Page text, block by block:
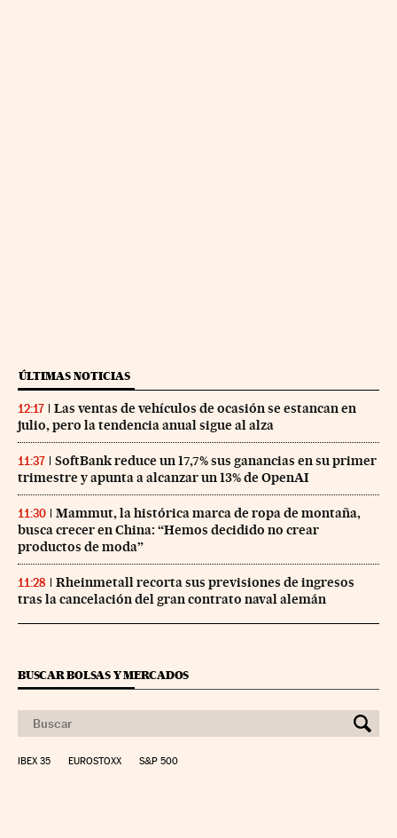
ÚLTIMAS NOTICIAS
12:17
Las ventas de vehículos de ocasión se estancan en
julio, pero la tendencia anual sigue al alza
11:37
SoftBank reduce un 17,7% sus ganancias en su primer
trimestre y apunta a alcanzar un 13% de OpenAI
11:30
Mammut, la histórica marca de ropa de montaña,
busca crecer en China: “Hemos decidido no crear
productos de moda”
11:28
Rheinmetall recorta sus previsiones de ingresos
tras la cancelación del gran contrato naval alemán
BUSCAR BOLSAS Y MERCADOS
IBEX 35 EUROSTOXX S&P 500